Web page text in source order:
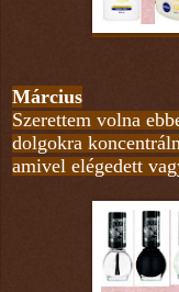
Március
Szerettem volna
dolgokra
amivel elégedett